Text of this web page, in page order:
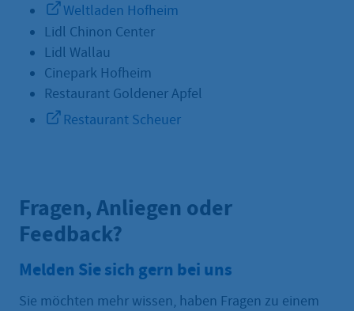
Weltladen Hofheim
Lidl Chinon Center
Lidl Wallau
Cinepark Hofheim
Restaurant Goldener Apfel
Restaurant Scheuer
Fragen, Anliegen oder
Feedback?
Melden Sie sich gern bei uns
Sie möchten mehr wissen, haben Fragen zu einem